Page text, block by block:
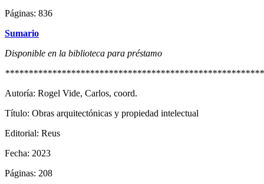
Páginas: 836
Sumario
Disponible en la biblioteca para préstamo
Autoría: Rogel Vide, Carlos, coord.
Título: Obras arquitectónicas y propiedad intelectual
Editorial: Reus
Fecha: 2023
Páginas: 208